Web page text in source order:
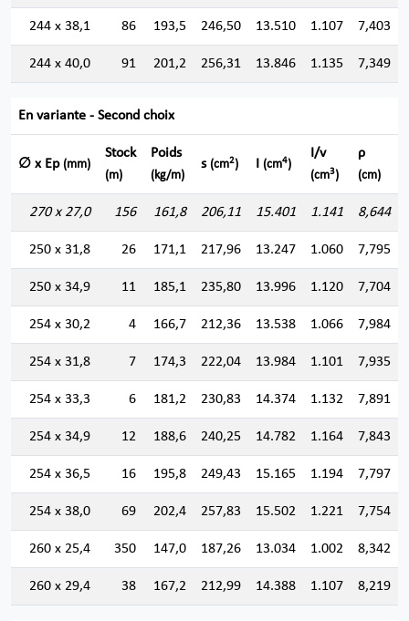
244 x 38,1 86 193,5 246,50 13.510 1.107 7,403
244 x 40,0 91 201,2 256,31 13.846 1.135 7,349
En variante - Second choix
∅ x Ep (mm)
Stock
(m)
Poids
(kg/m)
s (cm2) I (cm4)
I/v
(cm3)
ρ
(cm)
270 x 27,0 156 161,8 206,11 15.401 1.141 8,644
250 x 31,8 26 171,1 217,96 13.247 1.060 7,795
250 x 34,9 11 185,1 235,80 13.996 1.120 7,704
254 x 30,2 4 166,7 212,36 13.538 1.066 7,984
254 x 31,8 7 174,3 222,04 13.984 1.101 7,935
254 x 33,3 6 181,2 230,83 14.374 1.132 7,891
254 x 34,9 12 188,6 240,25 14.782 1.164 7,843
254 x 36,5 16 195,8 249,43 15.165 1.194 7,797
254 x 38,0 69 202,4 257,83 15.502 1.221 7,754
260 x 25,4 350 147,0 187,26 13.034 1.002 8,342
260 x 29,4 38 167,2 212,99 14.388 1.107 8,219